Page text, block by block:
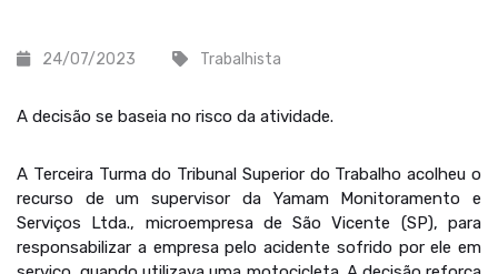
24/07/2023 Trabalhista
A decisão se baseia no risco da atividade.
A Terceira Turma do Tribunal Superior do Trabalho acolheu o
recurso de um supervisor da Yamam Monitoramento e
Serviços Ltda., microempresa de São Vicente (SP), para
responsabilizar a empresa pelo acidente sofrido por ele em